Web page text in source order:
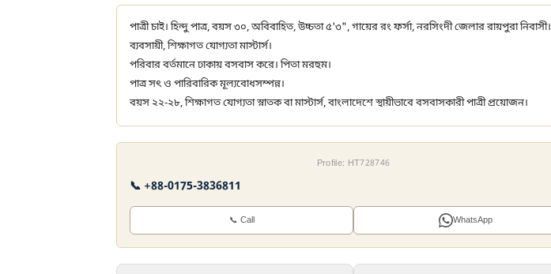
পাত্রী চাই। হিন্দু পাত্র, বয়স ৩০, অবিবাহিত, উচ্চতা ৫'৩", গায়ের রং ফর্সা, নরসিংদী জেলার রায়পুরা নিবাসী।
ব্যবসায়ী, শিক্ষাগত যোগ্যতা মাস্টার্স।
পরিবার বর্তমানে ঢাকায় বসবাস করে। পিতা মরহুম।
পাত্র সৎ ও পারিবারিক মূল্যবোধসম্পন্ন।
বয়স ২২-২৮, শিক্ষাগত যোগ্যতা স্নাতক বা মাস্টার্স, বাংলাদেশে স্থায়ীভাবে বসবাসকারী পাত্রী প্রয়োজন।
Profile: HT728746
📞 +88-0175-3836811
📞 Call WhatsApp